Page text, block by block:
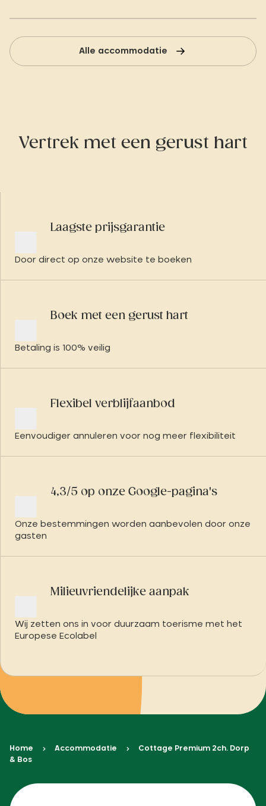
Alle accommodatie
Vertrek met een gerust hart
Laagste prijsgarantie
Door direct op onze website te boeken
Boek met een gerust hart
Betaling is 100% veilig
Flexibel verblijfaanbod
Eenvoudiger annuleren voor nog meer flexibiliteit
4,3/5 op onze Google-pagina's
Onze bestemmingen worden aanbevolen door onze
gasten
Milieuvriendelijke aanpak
Wij zetten ons in voor duurzaam toerisme met het
Europese Ecolabel
Home Accommodatie
Cottage Premium 2ch. Dorp
& Bos